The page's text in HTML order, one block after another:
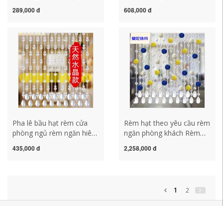
phân vùng Rèm treo rèm
màn cửa hạt gỗ
289,000 đ
phòng ngủ ban công nhà
rèm màu đỏ mành hạt gỗ
608,000 đ
Pha lê bầu hạt rèm cửa
phòng ngủ rèm ngăn hiên
ăn ban công trang trí miễn
435,000 đ
Rèm hạt theo yêu cầu rèm
ngăn phòng khách Rèm
nhà rèm rèm cong rèm
2,258,000 đ
1 2